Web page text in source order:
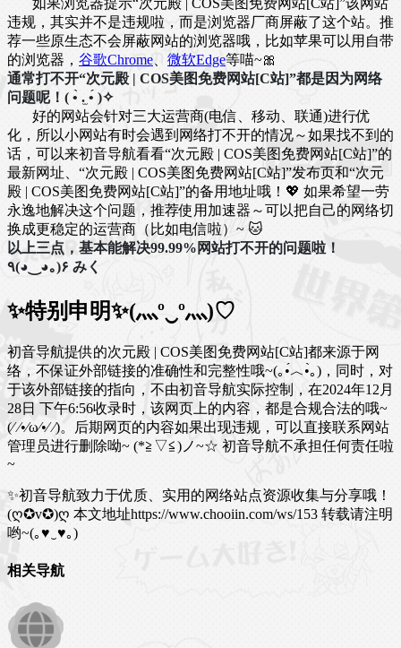
违规，其实并不是违规啦，而是浏览器厂商屏蔽了这个站。推
荐一些原生态不会屏蔽网站的浏览器哦，比如苹果可以用自带
的浏览器， 谷歌Chrome、 微软Edge等喵~🎀
通常打不开“次元殿 | COS美图免费网站[C站]”都是因为网络
问题呢！( •̀ .̫ •́ )✧
好的网站会针对三大运营商(电信、移动、联通)进行优
化，所以小网站有时会遇到网络打不开的情况～如果找不到的
话，可以来初音导航看看“次元殿 | COS美图免费网站[C站]”的
最新网址、“次元殿 | COS美图免费网站[C站]”发布页和“次元
殿 | COS美图免费网站[C站]”的备用地址哦！💖 如果希望一劳
永逸地解决这个问题，推荐使用加速器～可以把自己的网络切
换成更稳定的运营商（比如电信啦）~ 🐱
以上三点，基本能解决99.99%网站打不开的问题啦！
٩(◕‿◕｡)۶ みく
✨特别申明✨(灬º‿º灬)♡
初音导航提供的次元殿 | COS美图免费网站[C站]都来源于网
络，不保证外部链接的准确性和完整性哦~(｡•́︿•̀｡)，同时，对
于该外部链接的指向，不由初音导航实际控制，在2024年12月
28日 下午6:56收录时，该网页上的内容，都是合规合法的哦~
(⁄ ⁄•⁄ω⁄•⁄ ⁄)。后期网页的内容如果出现违规，可以直接联系网站
管理员进行删除呦~ (*≧▽≦)ノ~☆ 初音导航不承担任何责任啦
~
✨初音导航致力于优质、实用的网络站点资源收集与分享哦！
(ღ✪v✪)ღ 本文地址https://www.chooiin.com/ws/153 转载请注明
哟~(｡♥‿♥｡)
相关导航